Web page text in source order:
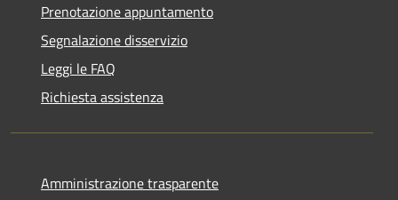
Prenotazione appuntamento
Segnalazione disservizio
Leggi le FAQ
Richiesta assistenza
Amministrazione trasparente